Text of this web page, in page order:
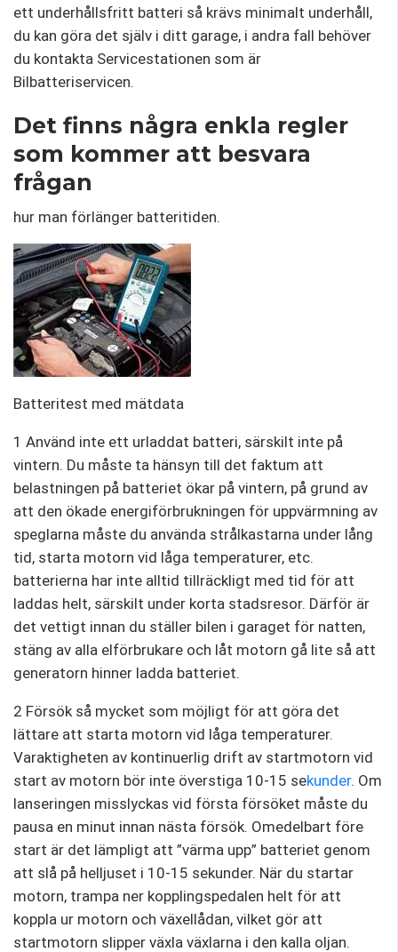
ett underhållsfritt batteri så krävs minimalt underhåll,
du kan göra det själv i ditt garage, i andra fall behöver
du kontakta Servicestationen som är
Bilbatteriservicen.
Det finns några enkla regler
som kommer att besvara
frågan
hur man förlänger batteritiden.
Batteritest med mätdata
1 Använd inte ett urladdat batteri, särskilt inte på
vintern. Du måste ta hänsyn till det faktum att
belastningen på batteriet ökar på vintern, på grund av
att den ökade energiförbrukningen för uppvärmning av
speglarna måste du använda strålkastarna under lång
tid, starta motorn vid låga temperaturer, etc.
batterierna har inte alltid tillräckligt med tid för att
laddas helt, särskilt under korta stadsresor. Därför är
det vettigt innan du ställer bilen i garaget för natten,
stäng av alla elförbrukare och låt motorn gå lite så att
generatorn hinner ladda batteriet.
2 Försök så mycket som möjligt för att göra det
lättare att starta motorn vid låga temperaturer.
Varaktigheten av kontinuerlig drift av startmotorn vid
start av motorn bör inte överstiga 10-15 sekunder. Om
lanseringen misslyckas vid första försöket måste du
pausa en minut innan nästa försök. Omedelbart före
start är det lämpligt att ”värma upp” batteriet genom
att slå på helljuset i 10-15 sekunder. När du startar
motorn, trampa ner kopplingspedalen helt för att
koppla ur motorn och växellådan, vilket gör att
startmotorn slipper växla växlarna i den kalla oljan.